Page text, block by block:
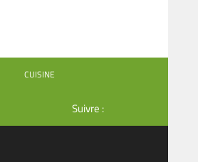
CUISINE
Suivre :